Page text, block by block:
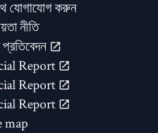
যোগাযোগ করুন
নীতি
প্রতিবেদন
Report
Report
Report
map